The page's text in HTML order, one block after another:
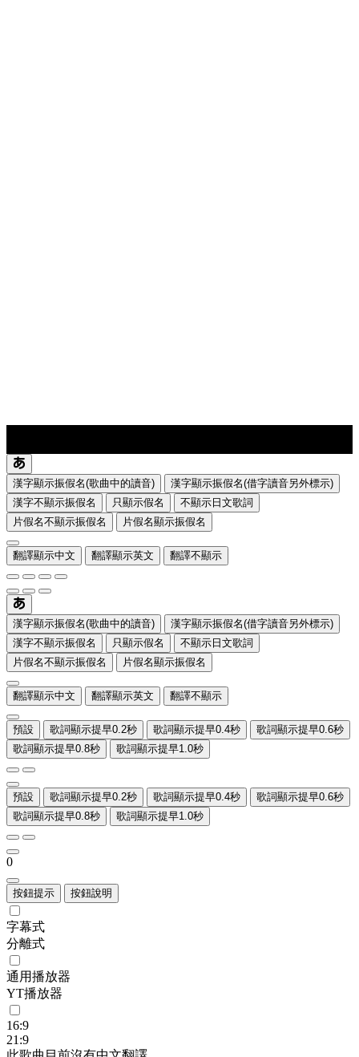
漢字顯示振假名(歌曲中的讀音)
漢字顯示振假名(借字讀音另外標示)
漢字不顯示振假名
只顯示假名
不顯示日文歌詞
片假名不顯示振假名
片假名顯示振假名
翻譯顯示中文 翻譯顯示英文 翻譯不顯示
漢字顯示振假名(歌曲中的讀音)
漢字顯示振假名(借字讀音另外標示)
漢字不顯示振假名
只顯示假名
不顯示日文歌詞
片假名不顯示振假名
片假名顯示振假名
翻譯顯示中文 翻譯顯示英文 翻譯不顯示
預設 歌詞顯示提早0.2秒 歌詞顯示提早0.4秒
歌詞顯示提早0.6秒
歌詞顯示提早0.8秒
歌詞顯示提早1.0秒
預設 歌詞顯示提早0.2秒 歌詞顯示提早0.4秒
歌詞顯示提早0.6秒
歌詞顯示提早0.8秒
歌詞顯示提早1.0秒
0
按鈕提示 按鈕說明
字幕式
分離式
通用播放器
YT播放器
16:9
21:9